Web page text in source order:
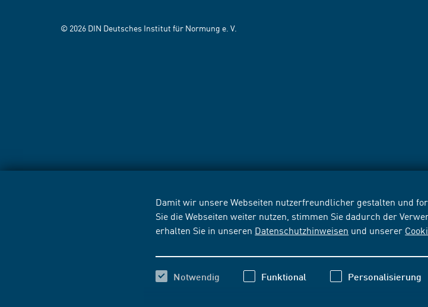
Damit wir unsere Webseiten nutzerfreundlicher gestalten und
Sie die Webseiten weiter nutzen, stimmen Sie dadurch der
erhalten Sie in unseren Datenschutzhinweisen und unserer
Notwendig Funktional Personalisierung
© 2026 DIN Deutsches Institut für Normung e. V.